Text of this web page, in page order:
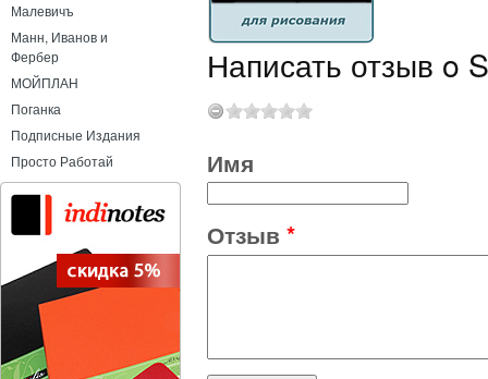
Малевичъ
Манн, Иванов и
Фербер
МОЙПЛАН
Поганка
Подписные Издания
Просто Работай
Написать отзыв o
Имя
Отзыв *